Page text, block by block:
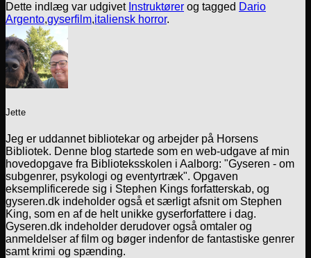
Dette indlæg var udgivet Instruktører og tagged Dario
Argento,gyserfilm,italiensk horror.
Jette
Jeg er uddannet bibliotekar og arbejder på Horsens
Bibliotek. Denne blog startede som en web-udgave af min
hovedopgave fra Biblioteksskolen i Aalborg: "Gyseren - om
subgenrer, psykologi og eventyrtræk". Opgaven
eksemplificerede sig i Stephen Kings forfatterskab, og
gyseren.dk indeholder også et særligt afsnit om Stephen
King, som en af de helt unikke gyserforfattere i dag.
Gyseren.dk indeholder derudover også omtaler og
anmeldelser af film og bøger indenfor de fantastiske genrer
samt krimi og spænding.